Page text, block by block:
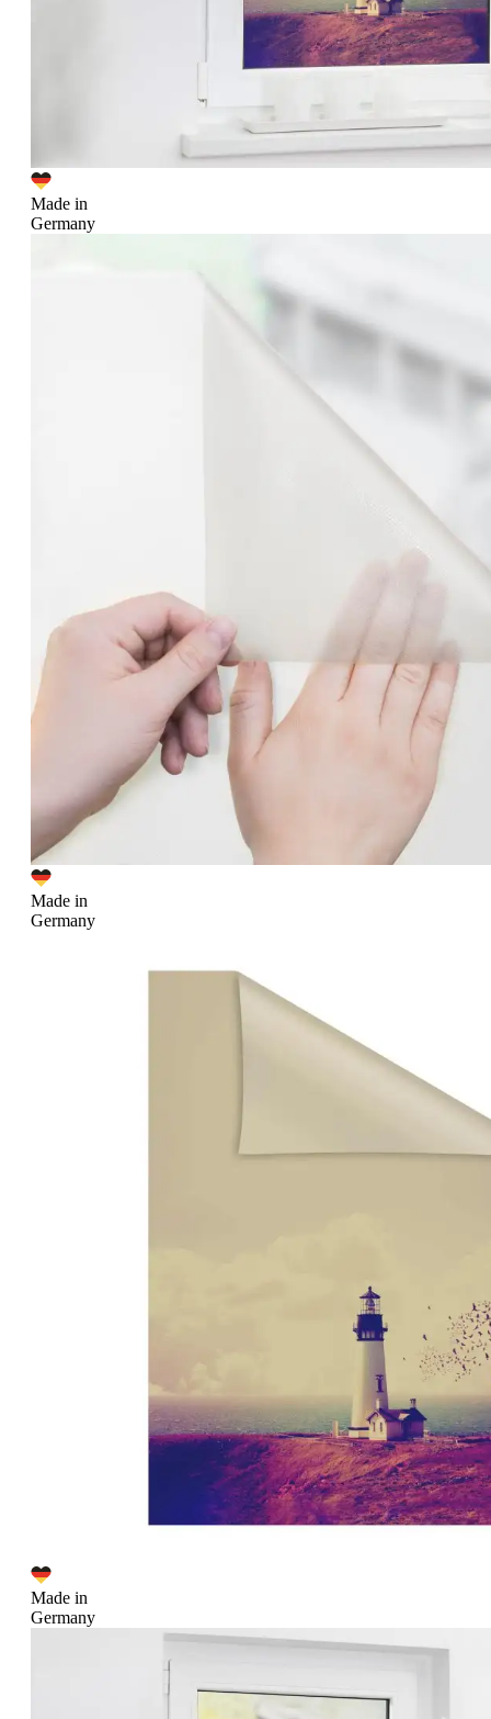
Made in
Germany
Made in
Germany
Made in
Germany